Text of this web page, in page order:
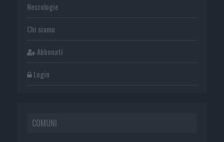
Necrologie
Chi siamo
Abbonati
Login
COMUNI